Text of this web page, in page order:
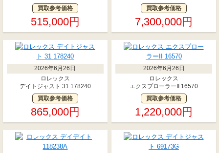
買取参考価格
515,000円
買取参考価格
7,300,000円
2026年6月26日
ロレックス
デイトジャスト 31 178240
買取参考価格
865,000円
2026年6月26日
ロレックス
エクスプローラーII 16570
買取参考価格
1,220,000円